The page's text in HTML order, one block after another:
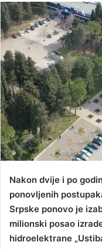
n
d
a
n
e
m
a
i
l
Nakon dvije i po
ponovljenih
Srpske ponovo je
milionski posao
hidroelektrane